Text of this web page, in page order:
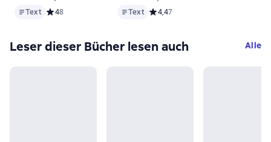
TextText Средний рейтинг 4 на основе 8 оценок
48 TextText Средний рейтинг 4,4 на основе 7
4,47
Leser dieser Bücher lesen auch Alle